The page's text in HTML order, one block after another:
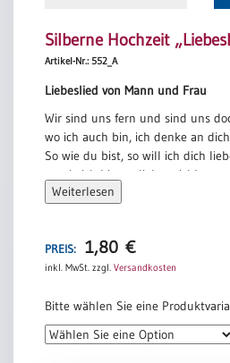
Silberne Hochzeit
Artikel-Nr.: 552_A
Liebeslied von Mann und Frau
Wir sind uns fern und sind uns
wo ich auch bin, ich denke an
So wie du bist, so will ich dich
so wie ich bin, so liebe mich!
Jahre, die gehn, und Jahre, die
Gestern ist heut, und heute ist
ich bin bei dir und seh dich an.
frage den See in Sonne und Wind.
Frage dich selbst, wirst du es
wie wir uns nah gewesen sind?
Weiterlesen
PREIS: 1,80 €
inkl. MwSt. zzgl. Versandkosten
Bitte wählen Sie eine